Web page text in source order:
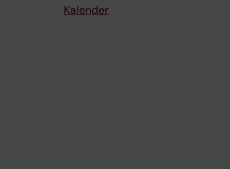
Kalender